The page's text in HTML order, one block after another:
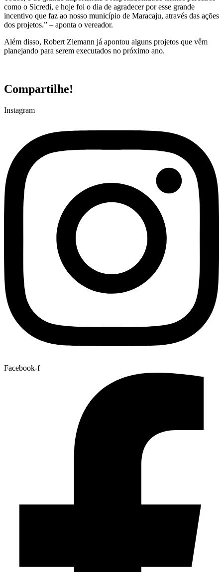
como o Sicredi, e hoje foi o dia de agradecer por esse grande
incentivo que faz ao nosso município de Maracaju, através das ações
dos projetos.” – aponta o vereador.
Além disso, Robert Ziemann já apontou alguns projetos que vêm
planejando para serem executados no próximo ano.
Compartilhe!
Instagram
Facebook-f